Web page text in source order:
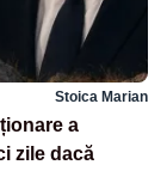
Stoica Marian
a
zile dacă